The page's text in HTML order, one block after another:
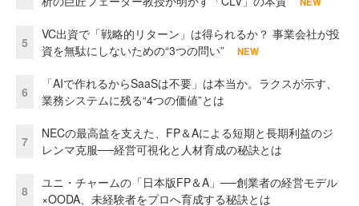
5
VC出資で「戦略的リターン」は得られるか？ 事業会社が投
資を無駄にしないための“3つの問い”
NEW
6
「AIで作れるからSaaSは不要」は本当か。ラクスが示す、
業務システムに残る“4つの価値”とは
7
NECの最高益を支えた、FP＆Aによる短期と長期利益のジ
レンマ克服──経営可視化と人材育成の秘訣とは
8
ユニ・チャームの「日本版FP＆A」──創業者の経営モデル
×OODA、未経験者をプロへ育成する秘訣とは